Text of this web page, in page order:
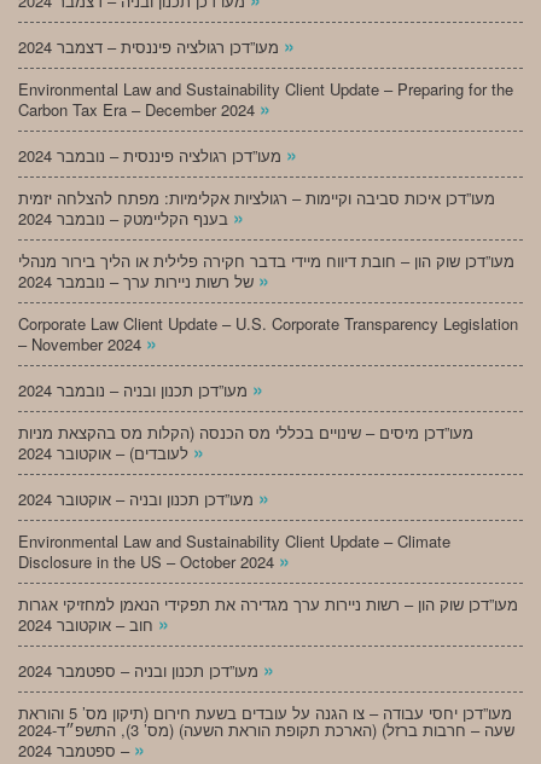
»
Environmental Law and Sustainability Client Update – Preparing for the
Carbon Tax Era – December 2024 »
»
מעו”דכן איכות סביבה וקיימות – רגולציות אקלימיות: מפתח להצלחה יזמית
»
מעו”דכן שוק הון – חובת דיווח מיידי בדבר חקירה פלילית או הליך בירור מנהלי
»
Corporate Law Client Update – U.S. Corporate Transparency Legislation
– November 2024 »
»
מעו”דכן מיסים – שינויים בכללי מס הכנסה (הקלות מס בהקצאת מניות
»
»
Environmental Law and Sustainability Client Update – Climate
Disclosure in the US – October 2024 »
מעו”דכן שוק הון – רשות ניירות ערך מגדירה את תפקידי הנאמן למחזיקי אגרות
»
»
מעו”דכן יחסי עבודה – צו הגנה על עובדים בשעת חירום (תיקון מס’ 5 והוראת
שעה – חרבות ברזל) (הארכת תקופת הוראת השעה) (מס’ 3), התשפ״ד-2024
– ספטמבר 2024 »